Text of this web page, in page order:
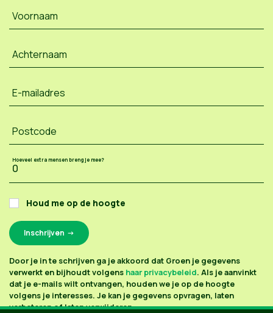
Voornaam
Achternaam
E-mailadres
Postcode
Hoeveel extra mensen breng je mee?
Houd me op de hoogte
Door je in te schrijven ga je akkoord dat Groen je gegevens
verwerkt en bijhoudt volgens haar privacybeleid. Als je aanvinkt
dat je e-mails wilt ontvangen, houden we je op de hoogte
volgens je interesses. Je kan je gegevens opvragen, laten
verbeteren of laten verwijderen.